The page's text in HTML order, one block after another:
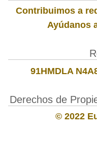
Contribuimos a
Ayúdanos
91HMDLA
Derechos de
© 2022